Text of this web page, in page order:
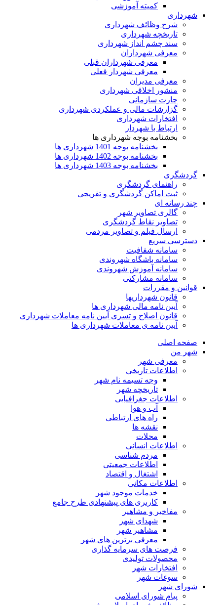
کمیته آموزشی
شهرداری
شرح وظائف شهرداری
تاریخچه شهرداری
سند چشم انداز شهرداری
معرفی شهرداران
معرفی شهرداران قبلی
معرفی شهردار فعلی
معرفی مدیران
منشور اخلاقی شهرداری
چارت سازمانی
گزارشات مالی و عملکردی شهرداری
افتخارات شهرداری
ارتباط با شهردار
بخشنامه بوجه شهرداری ها
بخشنامه بوجه 1401 شهرداری ها
بخشنامه بوجه 1402 شهرداری ها
بخشنامه بوجه 1403 شهرداری ها
گردشگری
راهنمای گردشگری
ثبت اماکن گردشگری و تفریحی
چند رسانه ای
گالری تصاویر شهر
تصاویر نقاط گردشگری
ارسال فیلم و تصاویر مردمی
دسترسی سریع
سامانه شفافیت
سامانه باشگاه شهروندی
سامانه آموزش شهروندی
سامانه مشارکتی
قوانین و مقررات
قانون شهرداریها
آیین نامه مالی شهرداری ها
قانون اصلاح و تسری آیین نامه معاملات شهرداری
آیین نامه ی معاملات شهرداری ها
صفحه اصلی
شهر من
معرفی شهر
اطلاعات تاریخی
وجه تسیمه نام شهر
تاریخچه شهر
اطلاعات جغرافیایی
آب و هوا
راه های ارتباطی
نقشه ها
محلات
اطلاعات انسانی
مردم شناسی
اطلاعات جمعیتی
اشتغال و اقتصاد
اطلاعات مکانی
خدمات موجود شهر
کاربری های پیشنهادی طرح جامع
مفاخیر و مشاهیر
شهدای شهر
مشاهیر شهر
معرفی برترین های شهر
فرصت های سرمایه گذاری
محصولات تولیدی
افتخارات شهر
سوغات شهر
شورای شهر
پیام شورای اسلامی